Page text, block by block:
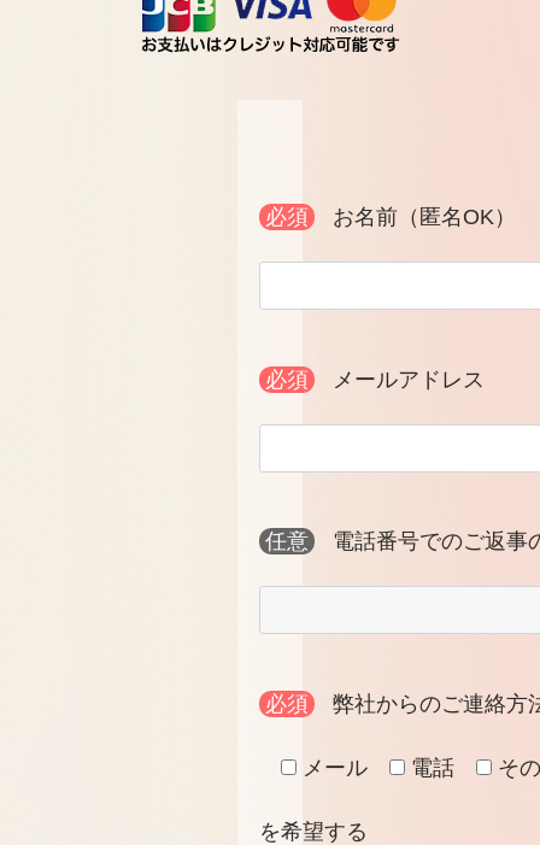
必須 お名前（匿名OK）
必須 メールアドレス
任意 電話番号でのご返事
必須 弊社からのご連絡
メール 電話 そ
を希望する